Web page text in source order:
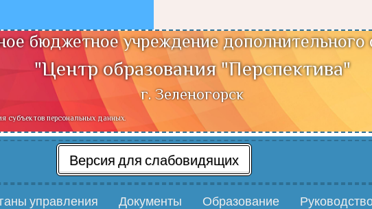
бюджетное учреждение дополнительного
"Центр образования "Перспектива"
г. Зеленогорск
субъектов персональных данных.
Версия для слабовидящих
управления Документы Образование